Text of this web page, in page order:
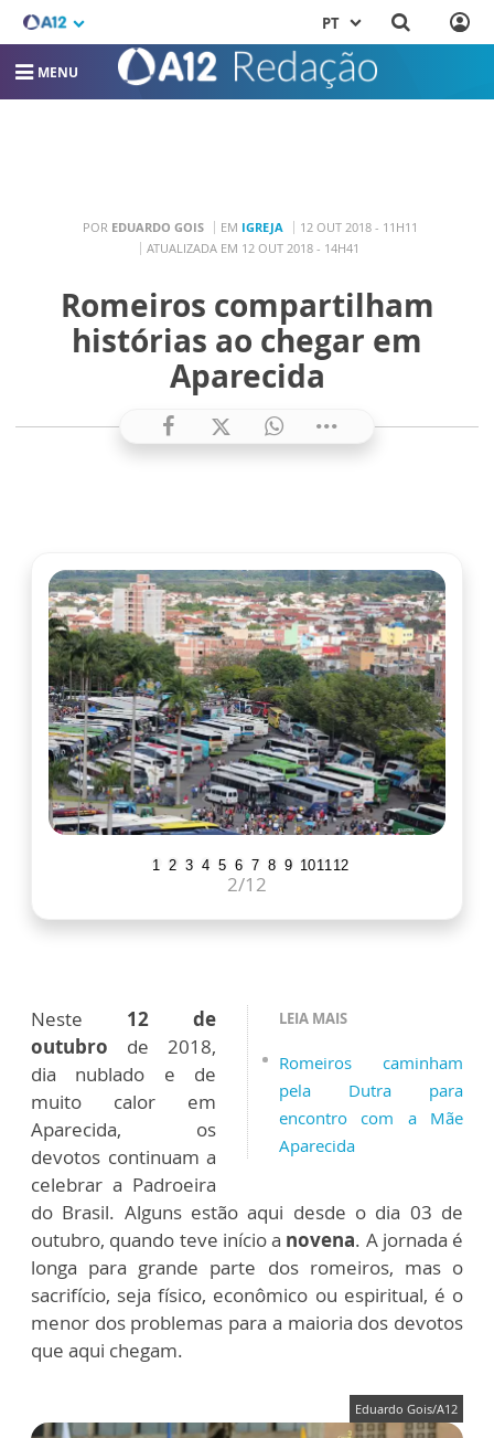
PT
MENU
POR EDUARDO GOIS EM IGREJA
12 OUT 2018 - 11H11
ATUALIZADA EM 12 OUT 2018 - 14H41
Romeiros compartilham
histórias ao chegar em
Aparecida
1 2 3 4 5 6 7 8 9 101112
2/12
LEIA MAIS
Romeiros caminham
pela Dutra para
encontro com a Mãe
Aparecida
Neste 12 de
outubro de 2018,
dia nublado e de
muito calor em
Aparecida, os
devotos continuam a
celebrar a Padroeira
do Brasil. Alguns estão aqui desde o dia 03 de
outubro, quando teve início a novena. A jornada é
longa para grande parte dos romeiros, mas o
sacrifício, seja físico, econômico ou espiritual, é o
menor dos problemas para a maioria dos devotos
que aqui chegam.
Eduardo Gois/A12